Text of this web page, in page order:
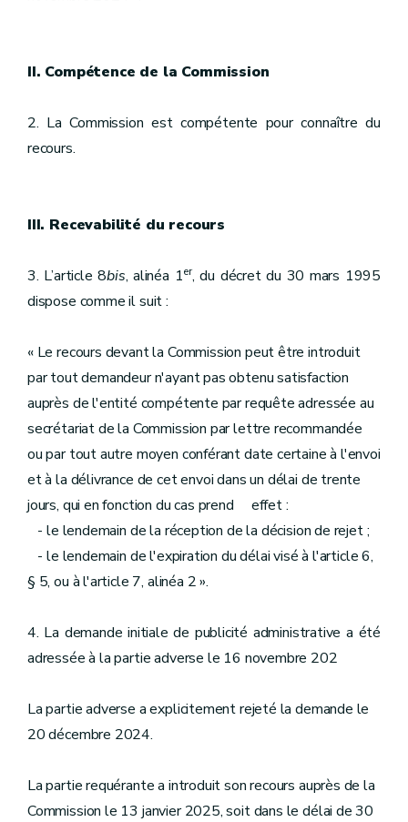
II. Compétence de la Commission
2. La Commission est compétente pour connaître du
recours.
III. Recevabilité du recours
3. L’article 8bis, alinéa 1er, du décret du 30 mars 1995
dispose comme il suit :
« Le recours devant la Commission peut être introduit
par tout demandeur n'ayant pas obtenu satisfaction
auprès de l'entité compétente par requête adressée au
secrétariat de la Commission par lettre recommandée
ou par tout autre moyen conférant date certaine à l'envoi
et à la délivrance de cet envoi dans un délai de trente
jours, qui en fonction du cas prend effet :
- le lendemain de la réception de la décision de rejet ;
- le lendemain de l'expiration du délai visé à l'article 6,
§ 5, ou à l'article 7, alinéa 2 ».
4. La demande initiale de publicité administrative a été
adressée à la partie adverse le 16 novembre 202
La partie adverse a explicitement rejeté la demande le
20 décembre 2024.
La partie requérante a introduit son recours auprès de la
Commission le 13 janvier 2025, soit dans le délai de 30